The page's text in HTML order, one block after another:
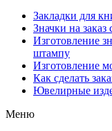
Закладки для
Значки на заказ
Изготовление
штампу
Изготовление
Как сделать
Ювелирные
Меню